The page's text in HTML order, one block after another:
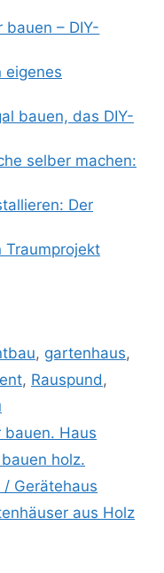
– DIY-
eigenes
bauen, das DIY-
selber machen:
Der
Traumprojekt
, gartenhaus,
, Rauspund ,
bauen. Haus
holz.
Gerätehaus
aus Holz